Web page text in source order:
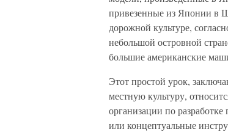
привезенные из Японии в
дорожной культуре,
небольшой островной
большие американские
Этот простой урок,
местную культуру,
организации по
или концептуальные